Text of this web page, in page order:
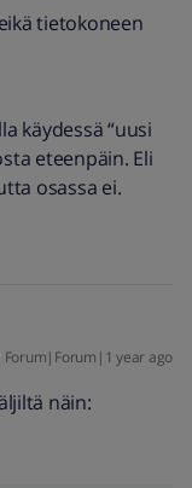
tietokoneen
käydessä “uusi
eteenpäin. Eli
osassa ei.
Forum|Forum|1 year ago
näin: